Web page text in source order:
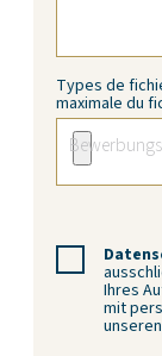
Types de
maximale du
Ihres
mit